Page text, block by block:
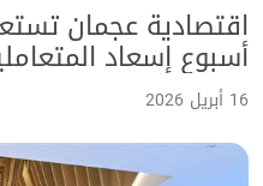
اقتصادية عجمان
أسبوع إسعاد
لنسعدكم"
16 أبريل 2026